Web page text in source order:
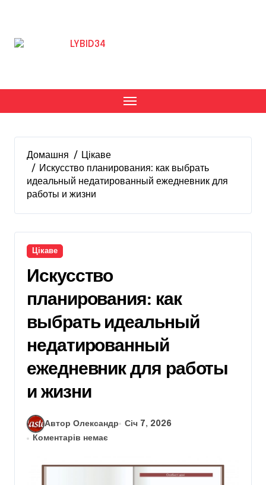
Домашня
Цікаве
Искусство планирования: как выбрать
идеальный недатированный ежедневник для
работы и жизни
Цікаве
Искусство
планирования: как
выбрать идеальный
недатированный
ежедневник для работы
и жизни
Автор Олександр
Січ 7, 2026
Коментарів немає